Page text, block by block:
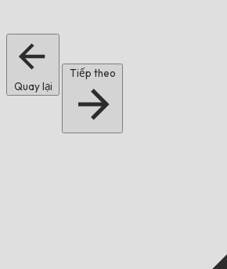
Quay lại
Tiếp theo